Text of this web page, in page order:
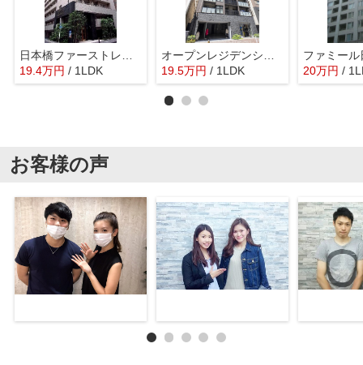
19.4万円 / 1LDK
19.5万円 / 1LDK 20万円 /
お客様の声